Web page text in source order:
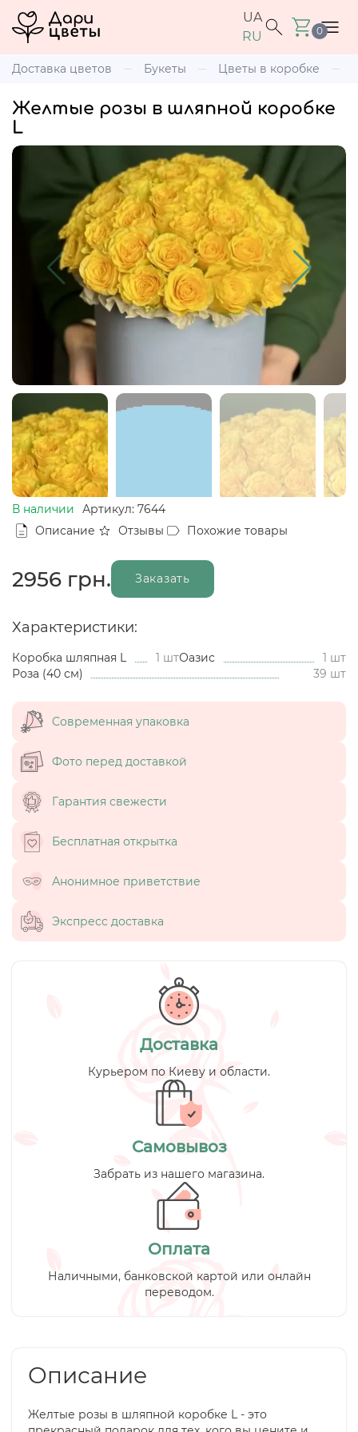
UA
RU
0
Доставка цветов Букеты Цветы в коробке
Желтые розы в шляпной коробке
L
В наличии
Артикул: 7644
Описание
Отзывы Похожие товары
2956 грн. Заказать
Характеристики:
Коробка шляпная L 1 штОазис
1 шт
Роза (40 см)
39 шт
Современная упаковка
Фото перед доставкой
Гарантия свежести
Бесплатная открытка
Анонимное приветствие
Экспресс доставка
Доставка
Курьером по Киеву и области.
Самовывоз
Забрать из нашего магазина.
Оплата
Наличными, банковской картой или онлайн
переводом.
Описание
Желтые розы в шляпной коробке L - это